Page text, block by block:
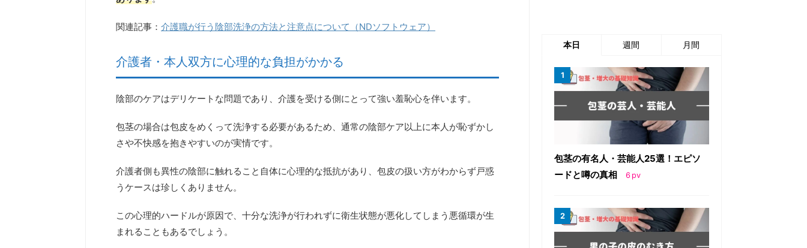
関連記事： 介護職が行う陰部洗浄の方法と注意点について（NDソフトウェア）
介護者・本人双方に心理的な負担がかかる
陰部のケアはデリケートな問題であり、介護を受ける側にとって強い羞恥心を伴います。
包茎の場合は包皮をめくって洗浄する必要があるため、 通常の陰部ケア以上に本人が恥ずかし
さや不快感を抱きやすいのが実情です。
介護者側も異性の陰部に触れること自体に心理的な抵抗があり、包皮の扱い方がわからず戸惑
うケースは珍しくありません。
この心理的ハードルが原因で、十分な洗浄が行われずに衛生状態が悪化してしまう悪循環が生
まれることもあるでしょう。
本日 週間 月間
包茎の有名人・芸能人25選！エピソ
ードと噂の真相
6 pv